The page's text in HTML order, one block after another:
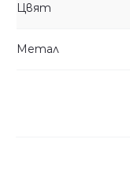
Цвят
Метал